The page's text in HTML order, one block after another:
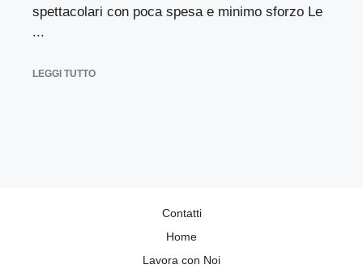
spettacolari con poca spesa e minimo sforzo Le
...
LEGGI TUTTO
Contatti
Home
Lavora con Noi